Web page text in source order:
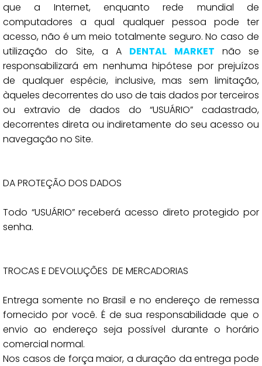
que a Internet, enquanto rede mundial de
computadores a qual qualquer pessoa pode ter
acesso, não é um meio totalmente seguro. No caso de
utilização do Site, a A DENTAL MARKET não se
responsabilizará em nenhuma hipótese por prejuízos
de qualquer espécie, inclusive, mas sem limitação,
àqueles decorrentes do uso de tais dados por terceiros
ou extravio de dados do “USUÁRIO” cadastrado,
decorrentes direta ou indiretamente do seu acesso ou
navegação no Site.
DA PROTEÇÃO DOS DADOS
Todo “USUÁRIO” receberá acesso direto protegido por
senha.
TROCAS E DEVOLUÇÕES DE MERCADORIAS
Entrega somente no Brasil e no endereço de remessa
fornecido por você. É de sua responsabilidade que o
envio ao endereço seja possível durante o horário
comercial normal.
Nos casos de força maior, a duração da entrega pode